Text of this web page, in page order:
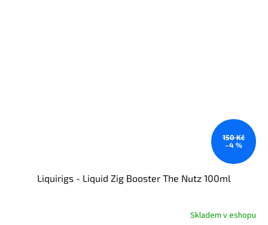
150 Kč
–4 %
Liquirigs - Liquid Zig Booster The Nutz 100ml
Skladem v eshopu